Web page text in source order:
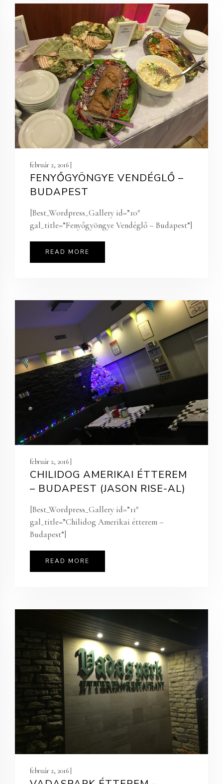
február 2, 2016 |
FENYŐGYÖNGYE VENDÉGLŐ –
BUDAPEST
[Best_Wordpress_Gallery id=”10″
gal_title=”Fenyőgyöngye Vendéglő – Budapest”]
READ MORE
február 2, 2016 |
CHILIDOG AMERIKAI ÉTTEREM
– BUDAPEST (JASON RISE-AL)
[Best_Wordpress_Gallery id=”11″
gal_title=”Chilidog Amerikai étterem –
Budapest”]
READ MORE
február 2, 2016 |